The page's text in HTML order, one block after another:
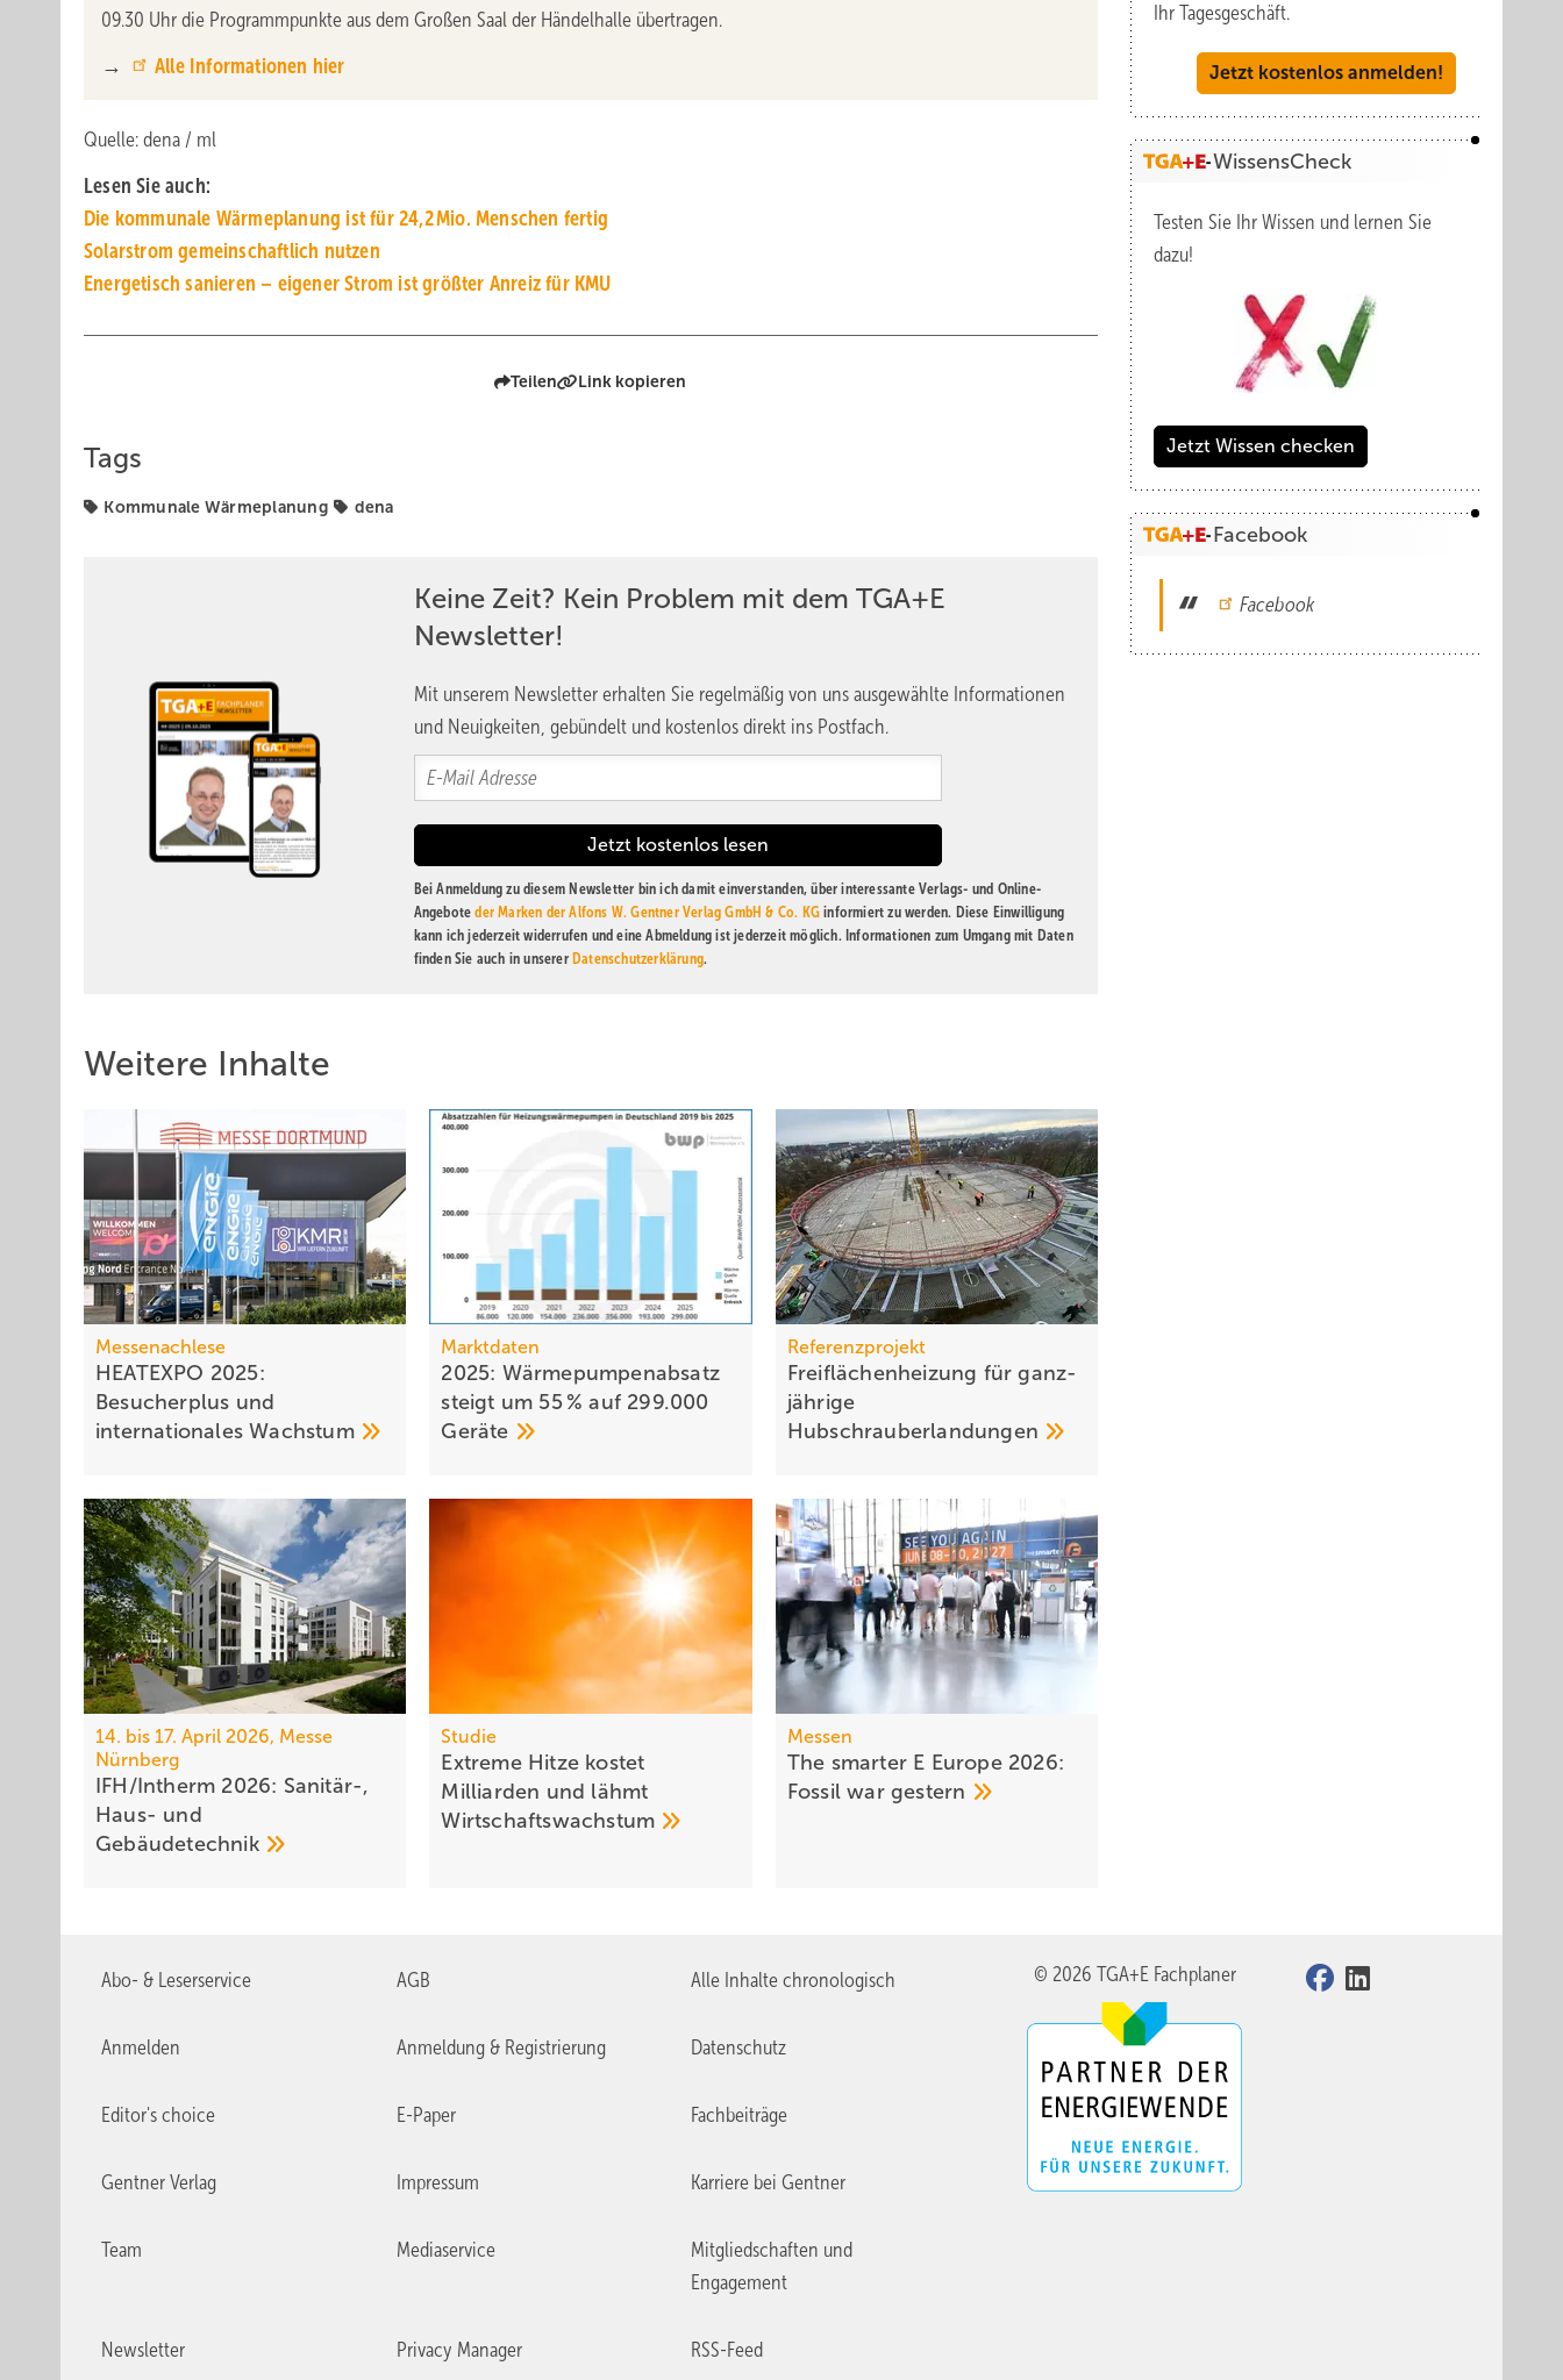
09.30 Uhr die Programmpunkte aus dem Großen Saal der Händelhalle übertragen.
→
Alle Informationen hier
Quelle: dena / ml
Lesen Sie auch:
Die kommunale Wärmeplanung ist für 24,2 Mio. Menschen fertig
Solarstrom gemein­schaft­lich nutzen
Energetisch sanieren – eigener Strom ist größter Anreiz für KMU
Teilen Link kopieren
Tags
Kommunale Wärmeplanung dena
Keine Zeit? Kein Problem mit dem TGA+E
Newsletter!
Mit unserem Newsletter erhalten Sie regelmäßig von uns ausgewählte Informationen
und Neuigkeiten, gebündelt und kostenlos direkt ins Postfach.
Bei Anmeldung zu diesem Newsletter bin ich damit einverstanden, über interessante Verlags- und Online-
Angeboteder Marken der Alfons W. Gentner Verlag GmbH & Co. KG informiert zu werden. Diese Einwilligung
kann ich jederzeit widerrufen und eine Abmeldung ist jederzeit möglich. Informationen zum Umgang mit Daten
finden Sie auch in unserer Datenschutzerklärung.
Weitere Inhalte
Messenachlese
HEATEXPO 2025:
Besucherplus und
internationalesWachstum
Marktdaten
2025: Wärmepumpenabsatz
steigt um 55 % auf 299.000
Geräte
Referenzprojekt
Freiflächenheizung für ganz­
jäh­rige
Hub­schrau­ber­lan­dun­gen
14. bis 17. April 2026, Messe
Nürnberg
IFH/Intherm 2026: Sanitär-,
Haus- und
Ge­bäu­de­tech­nik
Studie
Extreme Hitze kostet
Milliarden und lähmt
Wirt­schafts­wachs­tum
Messen
The smarter E Europe 2026:
Fossil wargestern
Ihr Tagesgeschäft.
Jetzt kostenlos anmelden!
WissensCheck
Testen Sie Ihr Wissen und lernen Sie
dazu!
Jetzt Wissen checken
Facebook
Facebook
Abo- & Leserservice AGB Alle Inhalte chronologisch
Anmelden Anmeldung & Registrierung Datenschutz
Editor's choice E-Paper Fachbeiträge
Gentner Verlag Impressum Karriere bei Gentner
Team Mediaservice
Mitgliedschaften und
Engagement
Newsletter Privacy Manager RSS-Feed
© 2026 TGA+E Fachplaner